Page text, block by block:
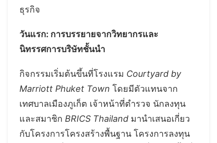
ธุรกิจ
วันแรก: การบรรยายจากวิทยากรและ
นิทรรศการบริษัทชั้นนำ
กิจกรรมเริ่มต้นขึ้นที่โรงแรม Courtyard by
Marriott Phuket Town โดยมีตัวแทนจาก
เทศบาลเมืองภูเก็ต เจ้าหน้าที่ตำรวจ นักลงทุน
และสมาชิก BRICS Thailand มานำเสนอเกี่ยว
กับโครงการโครงสร้างพื้นฐาน โครงการลงทุน